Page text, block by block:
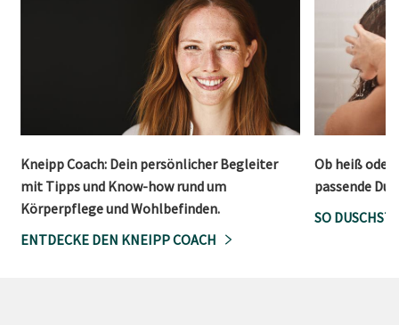
Kneipp Coach: Dein persönlicher Begleiter
mit Tipps und Know-how rund um
Körperpflege und Wohlbefinden.
ENTDECKE DEN KNEIPP COACH
Ob heiß oder
passende
SO DUSCHST